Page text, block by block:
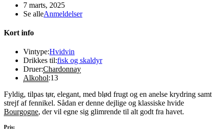
7 marts, 2025
Se alleAnmeldelser
Kort info
Vintype:Hvidvin
Drikkes til:fisk og skaldyr
Druer:Chardonnay
Alkohol:13
Fyldig, tilpas tør, elegant, med blød frugt og en anelse krydring samt
strejf af fennikel. Sådan er denne dejlige og klassiske hvide
Bourgogne, der vil egne sig glimrende til alt godt fra havet.
Pris: